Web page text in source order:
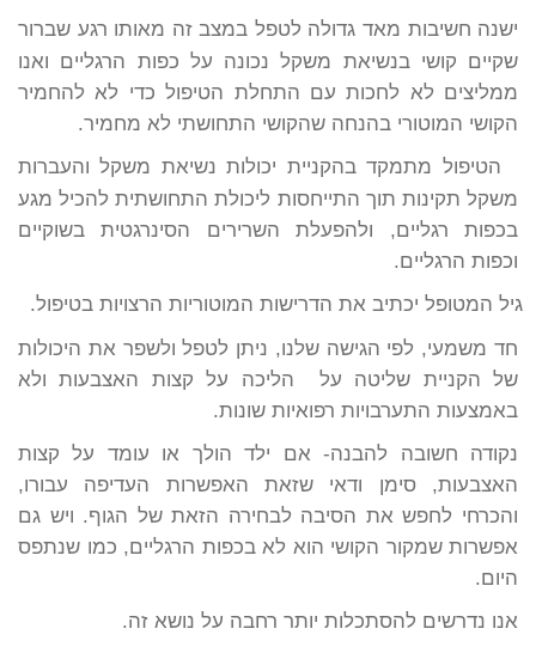
ישנה חשיבות מאד גדולה לטפל במצב זה מאותו רגע שברור
שקיים קושי בנשיאת משקל נכונה על כפות הרגליים ואנו
ממליצים לא לחכות עם התחלת הטיפול כדי לא להחמיר
הקושי המוטורי בהנחה שהקושי התחושתי לא מחמיר.
הטיפול מתמקד בהקניית יכולות נשיאת משקל והעברות
משקל תקינות תוך התייחסות ליכולת התחושתית להכיל מגע
בכפות רגליים, ולהפעלת השרירים הסינרגטית בשוקיים
וכפות הרגליים.
גיל המטופל יכתיב את הדרישות המוטוריות הרצויות בטיפול.
חד משמעי, לפי הגישה שלנו, ניתן לטפל ולשפר את היכולות
של הקניית שליטה על
הליכה על קצות האצבעות ולא
באמצעות התערבויות רפואיות שונות.
נקודה חשובה להבנה- אם ילד הולך או עומד על קצות
האצבעות, סימן ודאי שזאת האפשרות העדיפה עבורו,
והכרחי לחפש את הסיבה לבחירה הזאת של הגוף. ויש גם
אפשרות שמקור הקושי הוא לא בכפות הרגליים, כמו שנתפס
היום.
אנו נדרשים להסתכלות יותר רחבה על נושא זה.